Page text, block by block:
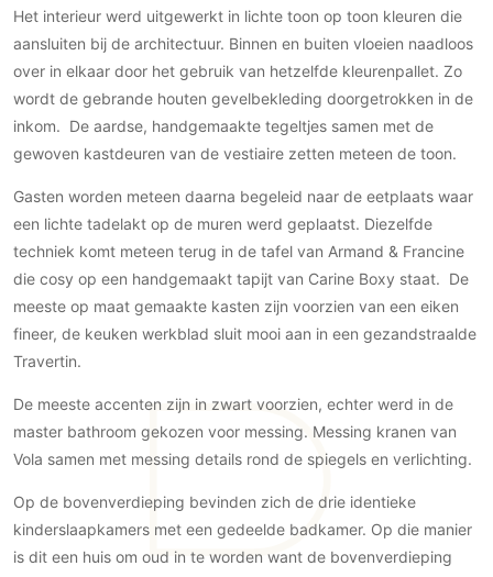
Natuursteen en keramiek
Leer
Schilderwerk
Stucwerk
Spuitwerk
Audio/Video
Thuisbioscoop
Domotica
Mirror TV
Fitnessapparatuur
Wifi
Overig
Aannemers Interieur
Akoestiek
Binnenzwembaden
Het interieur werd uitgewerkt in lichte toon op toon kleuren die
aansluiten bij de architectuur. Binnen en buiten vloeien naadloos
over in elkaar door het gebruik van hetzelfde kleurenpallet. Zo
wordt de gebrande houten gevelbekleding doorgetrokken in de
inkom. De aardse, handgemaakte tegeltjes samen met de
gewoven kastdeuren van de vestiaire zetten meteen de toon.
Gasten worden meteen daarna begeleid naar de eetplaats waar
een lichte tadelakt op de muren werd geplaatst. Diezelfde
techniek komt meteen terug in de tafel van Armand & Francine
die cosy op een handgemaakt tapijt van Carine Boxy staat. De
meeste op maat gemaakte kasten zijn voorzien van een eiken
fineer, de keuken werkblad sluit mooi aan in een gezandstraalde
Travertin.
De meeste accenten zijn in zwart voorzien, echter werd in de
master bathroom gekozen voor messing. Messing kranen van
Vola samen met messing details rond de spiegels en verlichting.
Op de bovenverdieping bevinden zich de drie identieke
kinderslaapkamers met een gedeelde badkamer. Op die manier
is dit een huis om oud in te worden want de bovenverdieping